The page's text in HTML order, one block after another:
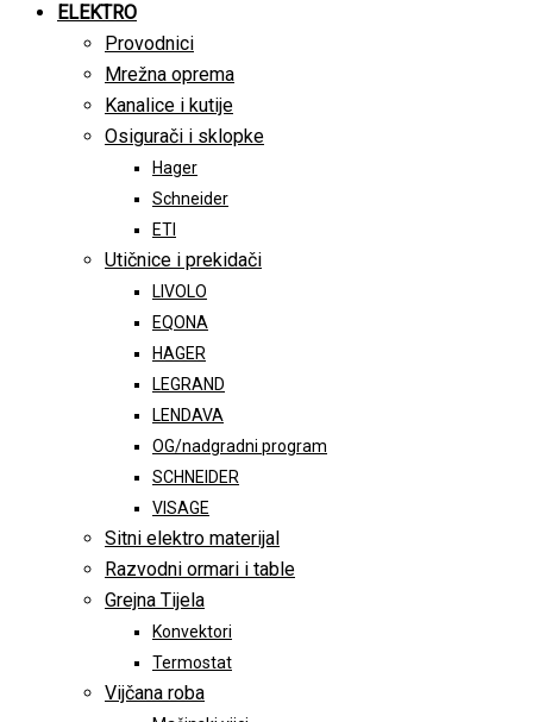
ELEKTRO
Provodnici
Mrežna oprema
Kanalice i kutije
Osigurači i sklopke
Hager
Schneider
ETI
Utičnice i prekidači
LIVOLO
EQONA
HAGER
LEGRAND
LENDAVA
OG/nadgradni program
SCHNEIDER
VISAGE
Sitni elektro materijal
Razvodni ormari i table
Grejna Tijela
Konvektori
Termostat
Vijčana roba